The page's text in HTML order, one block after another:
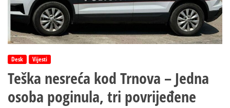
Desk Vijesti
Teška nesreća kod Trnova – Jedna
osoba poginula, tri povrijeđene